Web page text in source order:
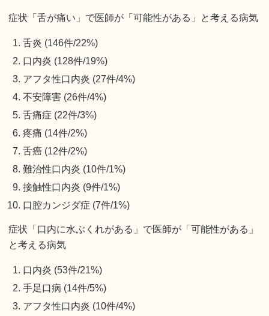
症状「舌が痛い」で医師が「可能性がある」と考える病気
舌炎 (146件/22%)
口内炎 (128件/19%)
アフタ性口内炎 (27件/4%)
不安障害 (26件/4%)
舌痛症 (22件/3%)
疼痛 (14件/2%)
舌癌 (12件/2%)
難治性口内炎 (10件/1%)
接触性口内炎 (9件/1%)
口腔カンジダ症 (7件/1%)
症状「口内に水ぶくれがある」で医師が「可能性がある」
と考える病気
口内炎 (53件/21%)
手足口病 (14件/5%)
アフタ性口内炎 (10件/4%)